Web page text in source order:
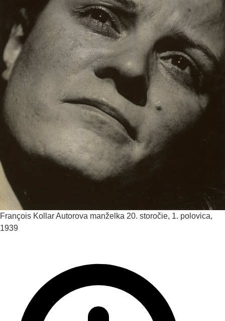
François KollarAutorova manželka 20. storočie, 1. polovica,
1939